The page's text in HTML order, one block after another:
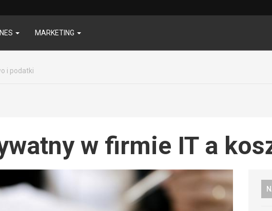
MARKETING
i podatki
w firmie IT a